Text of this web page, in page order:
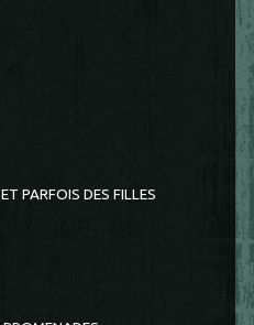
PARFOIS DES FILLES